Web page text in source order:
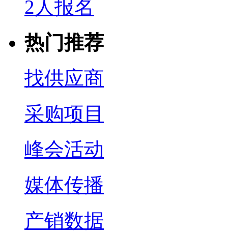
2人报名
热门推荐
找供应商
采购项目
峰会活动
媒体传播
产销数据